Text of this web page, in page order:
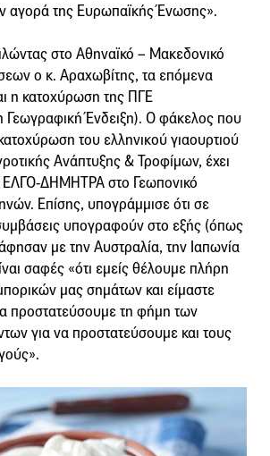
αγορά της Ευρωπαϊκής Ένωσης».
στο Αθηναϊκό – Μακεδονικό
ο κ. Αραχωβίτης, τα επόμενα
η κατοχύρωση της ΠΓΕ
Γεωγραφική Ένδειξη). Ο φάκελος που
του ελληνικού γιαουρτιού
Ανάπτυξης & Τροφίμων, έχει
ΕΛΓΟ-ΔΗΜΗΤΡΑ στο Γεωπονικό
Επίσης, υπογράμμισε ότι σε
υπογραφούν στο εξής (όπως
με την Αυστραλία, την Ιαπωνία
σαφές «ότι εμείς θέλουμε πλήρη
μας σημάτων και είμαστε
προστατεύσουμε τη φήμη των
για να προστατεύσουμε και τους